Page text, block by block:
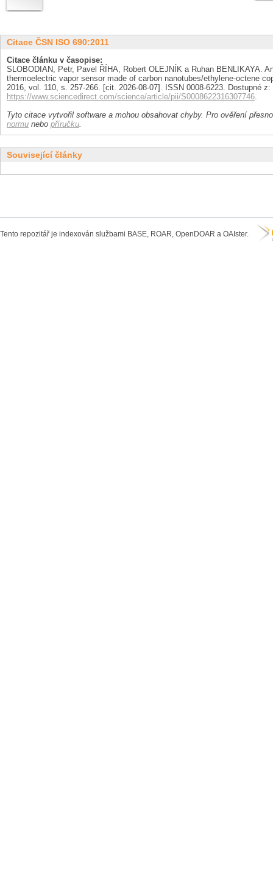
Citace ČSN ISO 690:2011
Citace článku v časopise:
SLOBODIAN, Petr, Pavel ŘÍHA, Robert OLEJNÍK a Ruhan BENLIKAYA.
thermoelectric vapor sensor made of carbon nanotubes/ethylene-octene
2016, vol. 110, s. 257-266. [cit. 2026-08-07]. ISSN 0008-6223. Dostupné z:
https://www.sciencedirect.com/science/article/pii/S0008622316307746.
Tyto citace vytvořil software a mohou obsahovat chyby. Pro ověření
normu nebo příručku.
Související články
Tento repozitář je indexován službami BASE, ROAR, OpenDOAR a OAIster.